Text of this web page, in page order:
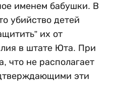
именем бабушки. В
убийство детей
их от
в штате Юта. При
что не располагает
эти